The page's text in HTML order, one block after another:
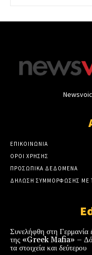
ΕΠΙΚΟΙΝΩΝΙΑ
ΟΡΟΙ ΧΡΗΣΗΣ
ΠΡΟΣΩΠΙΚΑ ΔΕΔΟΜΕΝΑ
ΔΗΛΩΣΗ ΣΥΜΜΟΡΦΩΣΗΣ ΜΕ
Συνελήφθη στη Γερμανία
της «Greek Mafia» –
τα στοιχεία και δεύτερου